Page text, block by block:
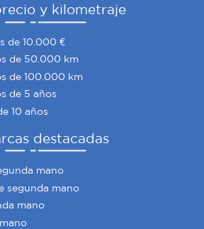
y kilometraje
de 10.000 €
de 50.000 km
de 100.000 km
de 5 años
10 años
destacadas
mano
segunda mano
mano